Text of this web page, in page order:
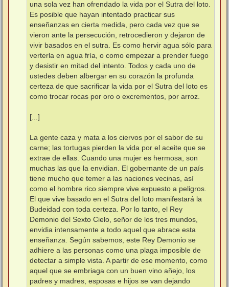
una sola vez han ofrendado la vida por el Sutra del loto.
Es posible que hayan intentado practicar sus
enseñanzas en cierta medida, pero cada vez que se
vieron ante la persecución, retrocedieron y dejaron de
vivir basados en el sutra. Es como hervir agua sólo para
verterla en agua fría, o como empezar a prender fuego
y desistir en mitad del intento. Todos y cada uno de
ustedes deben albergar en su corazón la profunda
certeza de que sacrificar la vida por el Sutra del loto es
como trocar rocas por oro o excrementos, por arroz.
[...]
La gente caza y mata a los ciervos por el sabor de su
carne; las tortugas pierden la vida por el aceite que se
extrae de ellas. Cuando una mujer es hermosa, son
muchas las que la envidian. El gobernante de un país
tiene mucho que temer a las naciones vecinas, así
como el hombre rico siempre vive expuesto a peligros.
El que vive basado en el Sutra del loto manifestará la
Budeidad con toda certeza. Por lo tanto, el Rey
Demonio del Sexto Cielo, señor de los tres mundos,
envidia intensamente a todo aquel que abrace esta
enseñanza. Según sabemos, este Rey Demonio se
adhiere a las personas como una plaga imposible de
detectar a simple vista. A partir de ese momento, como
aquel que se embriaga con un buen vino añejo, los
padres y madres, esposas e hijos se van dejando